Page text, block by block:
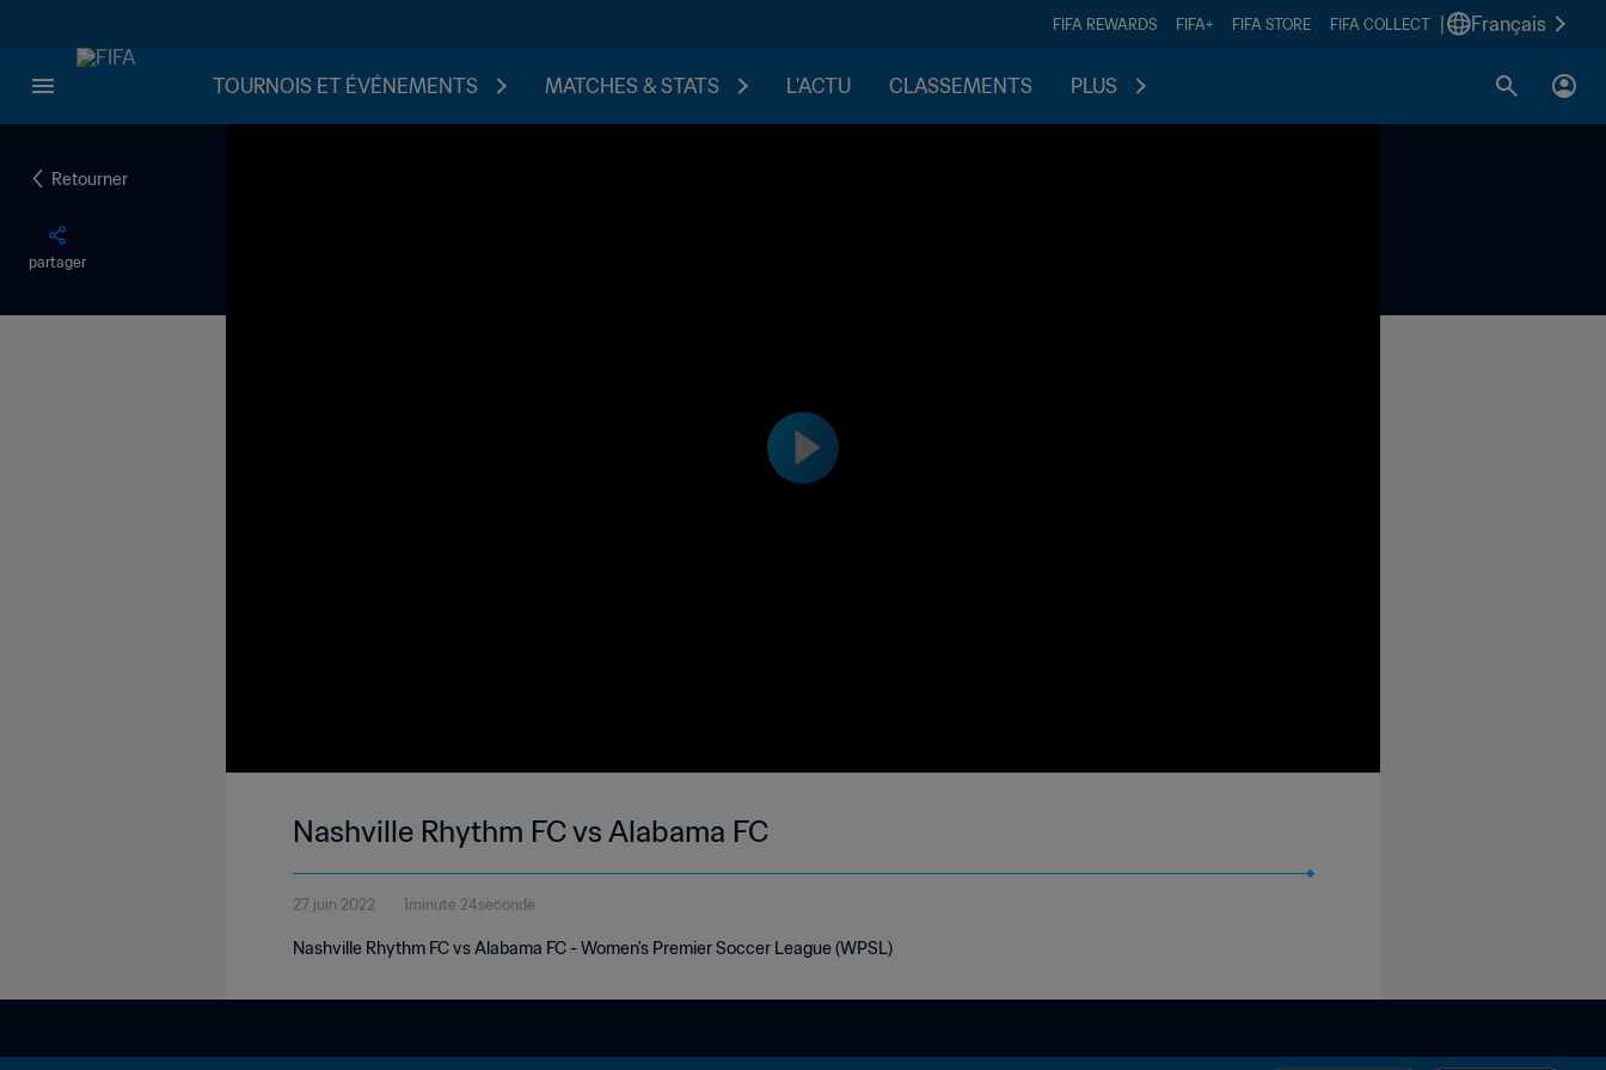
FIFA REWARDS FIFA+ FIFA STORE FIFA COLLECT Français
TOURNOIS ET ÉVÉNEMENTS MATCHES & STATS L'ACTU CLASSEMENTS PLUS
Retourner
partager
Nashville Rhythm FC vs Alabama FC
27 juin 2022 1minute 24seconde
Nashville Rhythm FC vs Alabama FC - Women's Premier Soccer League (WPSL)